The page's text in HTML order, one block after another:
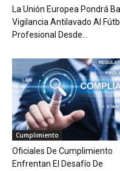
La Unión Europea Pondrá
Vigilancia Antilavado Al
Profesional Desde...
Cumplimiento
Oficiales De Cumplimiento
Enfrentan El Desafío De